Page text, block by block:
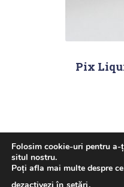
Pix
ACASA GHID
Folosim cookie-uri pentru
situl nostru.
Poți afla mai multe despre